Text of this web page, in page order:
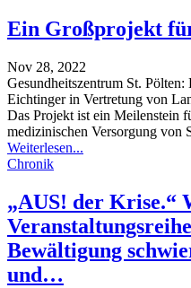
Ein Großprojekt
Nov 28, 2022
Gesundheitszentrum St.
Eichtinger in Vertretung von
Das Projekt ist ein Meilenstein
medizinischen Versorgung von
Weiterlesen...
Chronik
„AUS! der Krise.“
Bewältigung
und…